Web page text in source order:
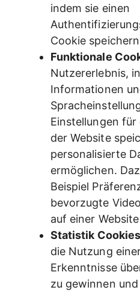
indem sie einen
Cookie
Funktionale
Nutzererlebnis,
Informationen
Einstellungen für
der Website
personalisierte
ermöglichen.
Beispiel
bevorzugte
auf einer
Statistik Cookies
die Nutzung
Erkenntnisse
zu gewinnen